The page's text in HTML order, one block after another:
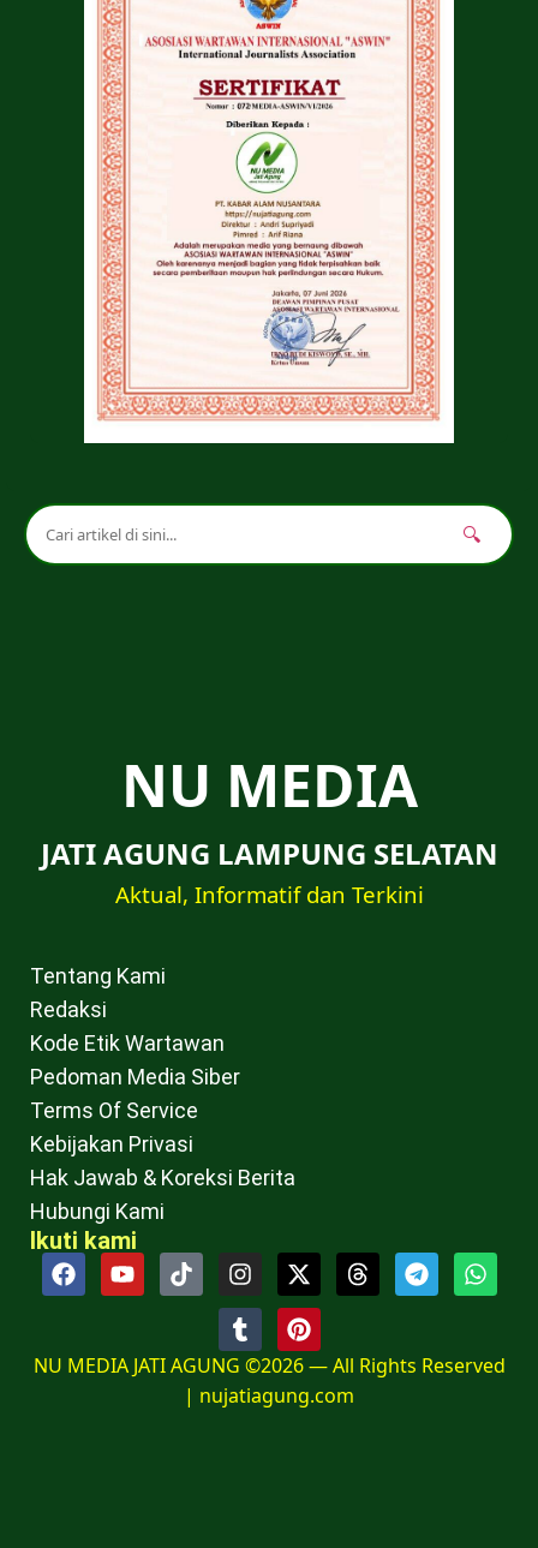
🔍
NU MEDIA
JATI AGUNG LAMPUNG SELATAN
Aktual, Informatif dan Terkini
Tentang Kami
Redaksi
Kode Etik Wartawan
Pedoman Media Siber
Terms Of Service
Kebijakan Privasi
Hak Jawab & Koreksi Berita
Hubungi Kami
Ikuti kami
NU MEDIA JATI AGUNG ©2026 — All Rights Reserved
| nujatiagung.com